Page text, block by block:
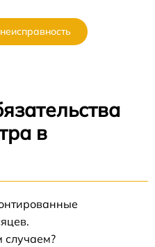
в
случаем?